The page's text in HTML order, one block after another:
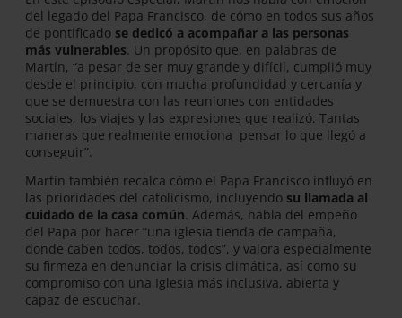
del legado del Papa Francisco, de cómo en todos sus años
de pontificado se dedicó a acompañar a las personas
más vulnerables. Un propósito que, en palabras de
Martín, “a pesar de ser muy grande y difícil, cumplió muy
desde el principio, con mucha profundidad y cercanía y
que se demuestra con las reuniones con entidades
sociales, los viajes y las expresiones que realizó. Tantas
maneras que realmente emociona pensar lo que llegó a
conseguir”.
Martín también recalca cómo el Papa Francisco influyó en
las prioridades del catolicismo, incluyendo su llamada al
cuidado de la casa común. Además, habla del empeño
del Papa por hacer “una iglesia tienda de campaña,
donde caben todos, todos, todos”, y valora especialmente
su firmeza en denunciar la crisis climática, así como su
compromiso con una Iglesia más inclusiva, abierta y
capaz de escuchar.